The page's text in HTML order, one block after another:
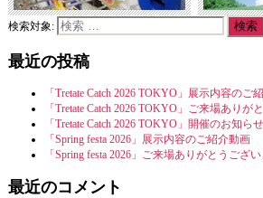
検索対象:
最近の投稿
「Tretate Catch 2026 TOKYO」展示内容のご
「Tretate Catch 2026 TOKYO」ご来場ありが
「Tretate Catch 2026 TOKYO」開催のお知らせ
「Spring festa 2026」展示内容のご紹介動画
「Spring festa 2026」ご来場ありがとうござ
最近のコメント